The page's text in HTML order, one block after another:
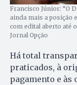
Francisco Júnior: “O
ainda mais a posição
com edital aberto até
Jornal Opção
Há total
praticados, à
pagamento e às